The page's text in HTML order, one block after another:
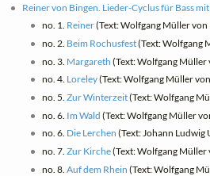
Reiner von Bingen. Lieder-Cyclus für Bass
no. 1. Reiner(Text: Wolfgang Müller
no. 2. Beim Rochusfest(Text: Wolfgang
no. 3. Margareth (Text: Wolfgang
no. 4. Loreley(Text: Wolfgang Müller
no. 5. Zur Winterzeit(Text: Wolfgang
no. 6. Im Wald (Text: Wolfgang Müller
no. 6. Die Lerchen (Text: Johann Ludwig
no. 7. Zur Kirche(Text: Wolfgang Müller
no. 8. Auf dem Rhein (Text: Wolfgang